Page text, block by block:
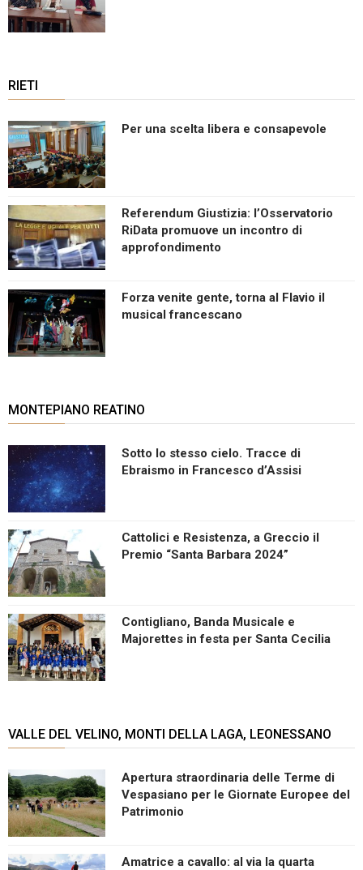
RIETI
Per una scelta libera e consapevole
Referendum Giustizia: l’Osservatorio
RiData promuove un incontro di
approfondimento
Forza venite gente, torna al Flavio il
musical francescano
MONTEPIANO REATINO
Sotto lo stesso cielo. Tracce di
Ebraismo in Francesco d’Assisi
Cattolici e Resistenza, a Greccio il
Premio “Santa Barbara 2024”
Contigliano, Banda Musicale e
Majorettes in festa per Santa Cecilia
VALLE DEL VELINO, MONTI DELLA LAGA, LEONESSANO
Apertura straordinaria delle Terme di
Vespasiano per le Giornate Europee del
Patrimonio
Amatrice a cavallo: al via la quarta